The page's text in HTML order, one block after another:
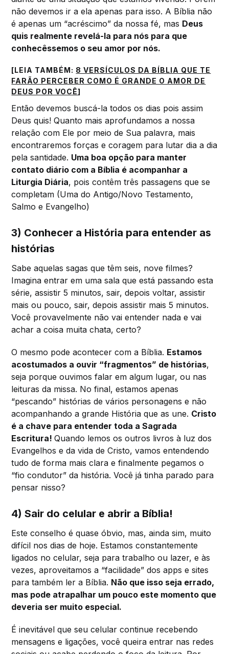
não devemos ir a ela apenas para isso. A Bíblia não
é apenas um “acréscimo” da nossa fé, mas Deus
quis realmente revelá-la para nós para que
conhecêssemos o seu amor por nós.
[LEIA TAMBÉM: 8 VERSÍCULOS DA BÍBLIA QUE TE
FARÃO PERCEBER COMO É GRANDE O AMOR DE
DEUS POR VOCÊ]
Então devemos buscá-la todos os dias pois assim
Deus quis! Quanto mais aprofundamos a nossa
relação com Ele por meio de Sua palavra, mais
encontraremos forças e coragem para lutar dia a dia
pela santidade. Uma boa opção para manter
contato diário com a Bíblia é acompanhar a
Liturgia Diária, pois contêm três passagens que se
completam (Uma do Antigo/Novo Testamento,
Salmo e Evangelho)
3) Conhecer a História para entender as
histórias
Sabe aquelas sagas que têm seis, nove filmes?
Imagina entrar em uma sala que está passando esta
série, assistir 5 minutos, sair, depois voltar, assistir
mais ou pouco, sair, depois assistir mais 5 minutos.
Você provavelmente não vai entender nada e vai
achar a coisa muita chata, certo?
O mesmo pode acontecer com a Bíblia. Estamos
acostumados a ouvir “fragmentos” de histórias,
seja porque ouvimos falar em algum lugar, ou nas
leituras da missa. No final, estamos apenas
“pescando” histórias de vários personagens e não
acompanhando a grande História que as une. Cristo
é a chave para entender toda a Sagrada
Escritura!Quando lemos os outros livros à luz dos
Evangelhos e da vida de Cristo, vamos entendendo
tudo de forma mais clara e finalmente pegamos o
“fio condutor” da história. Você já tinha parado para
pensar nisso?
4) Sair do celular e abrir a Bíblia!
Este conselho é quase óbvio, mas, ainda sim, muito
difícil nos dias de hoje. Estamos constantemente
ligados no celular, seja para trabalho ou lazer, e às
vezes, aproveitamos a “facilidade” dos apps e sites
para também ler a Bíblia. Não que isso seja errado,
mas pode atrapalhar um pouco este momento que
deveria ser muito especial.
É inevitável que seu celular continue recebendo
mensagens e ligações, você queira entrar nas redes